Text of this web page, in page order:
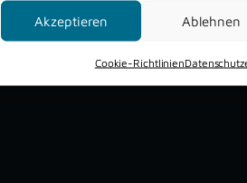
Akzeptieren Ablehnen
Cookie-Richtlinien
Dreckburg